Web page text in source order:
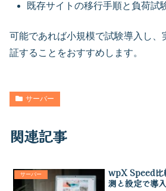
既存サイトの移行手順と負荷試
可能であれば小規模で試験導入し、
証することをおすすめします。
サーバー
関連記事
サーバー
wpX Speed比
測と設定で導